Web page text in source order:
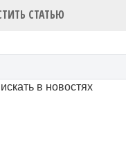
СТАТЬЮ
искать в новостях